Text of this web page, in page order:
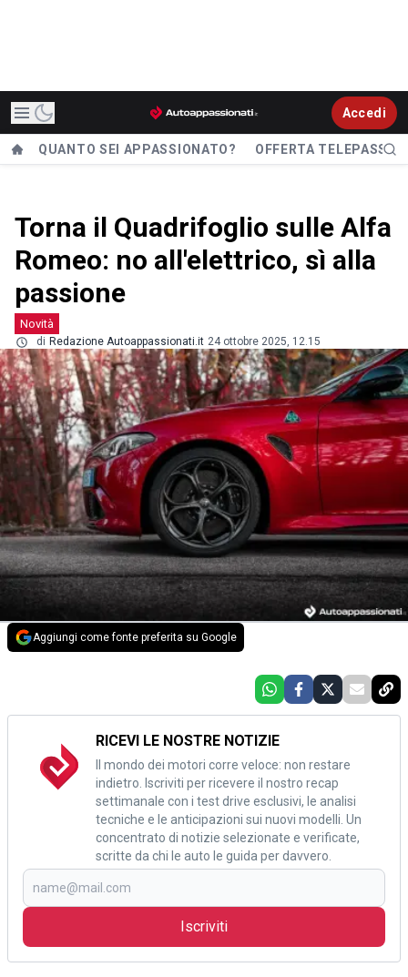
Accedi
QUANTO SEI APPASSIONATO? OFFERTA TELEPASS
Torna il Quadrifoglio sulle Alfa
Romeo: no all'elettrico, sì alla
passione
Novità
di Redazione Autoappassionati.it 24 ottobre 2025, 12.15
Aggiungi come fonte preferita su Google
RICEVI LE NOSTRE NOTIZIE
Il mondo dei motori corre veloce: non restare
indietro. Iscriviti per ricevere il nostro recap
settimanale con i test drive esclusivi, le analisi
tecniche e le anticipazioni sui nuovi modelli. Un
concentrato di notizie selezionate e verificate,
scritte da chi le auto le guida per davvero.
Iscriviti